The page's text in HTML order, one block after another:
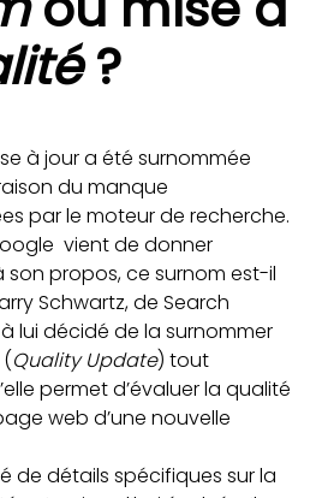
?
à jour a été surnommée
du manque
par le moteur de recherche.
vient de donner
son propos, ce surnom est-il
Schwartz, de Search
lui décidé de la surnommer
Quality Update) tout
permet d’évaluer la qualité
web d’une nouvelle
de détails spécifiques sur la